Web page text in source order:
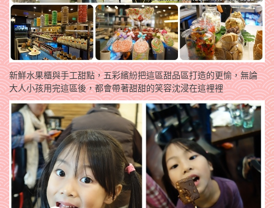
新鮮水果櫃與手工甜點，五彩繽紛把這區甜品區打造的更愉，無論
大人小孩用完這區後，都會帶著甜甜的笑容沈浸在這裡裡